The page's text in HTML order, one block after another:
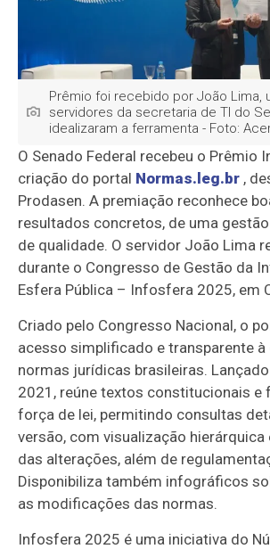
Prêmio foi recebido por João Lima,
servidores da secretaria de TI do
idealizaram a ferramenta - Foto:
O Senado Federal recebeu o Prêmio
criação do portal Normas.leg.br ,
Prodasen. A premiação reconhece
resultados concretos, de uma
de qualidade. O servidor João Lima
durante o Congresso de Gestão da
Esfera Pública – Infosfera 2025, em
Criado pelo Congresso Nacional, o
acesso simplificado e transparente à
normas jurídicas brasileiras.
2021, reúne textos constitucionais e
força de lei, permitindo consultas
versão, com visualização
das alterações, além de
Disponibiliza também infográficos
as modificações das normas.
Infosfera 2025 é uma iniciativa do